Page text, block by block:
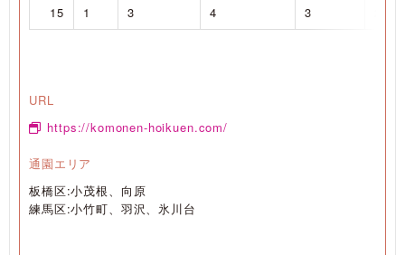
15
1 3 4 3
URL
https://komonen-hoikuen.com/
通園エリア
板橋区:小茂根、向原
練馬区:小竹町、羽沢、氷川台